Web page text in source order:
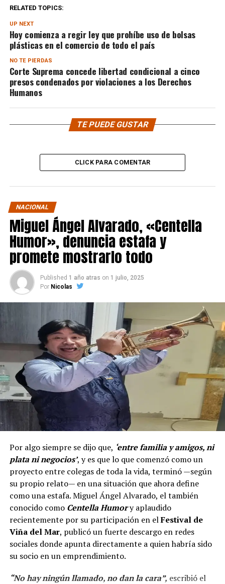
RELATED TOPICS:
UP NEXT
Hoy comienza a regir ley que prohíbe uso de bolsas
plásticas en el comercio de todo el país
NO TE PIERDAS
Corte Suprema concede libertad condicional a cinco
presos condenados por violaciones a los Derechos
Humanos
TE PUEDE GUSTAR
CLICK PARA COMENTAR
NACIONAL
Miguel Ángel Alvarado, «Centella
Humor», denuncia estafa y
promete mostrarlo todo
Published 1 año atras on 1 julio, 2025
Por Nicolas
Por algo siempre se dijo que, ‘entre familia y amigos, ni
plata ni negocios’, y es que lo que comenzó como un
proyecto entre colegas de toda la vida, terminó —según
su propio relato— en una situación que ahora define
como una estafa. Miguel Ángel Alvarado, el también
conocido como Centella Humory aplaudido
recientemente por su participación en elFestival de
Viña del Mar, publicó un fuerte descargo en redes
sociales donde apunta directamente a quien habría sido
su socio en un emprendimiento.
“No hay ningún llamado, no dan la cara”, escribió el